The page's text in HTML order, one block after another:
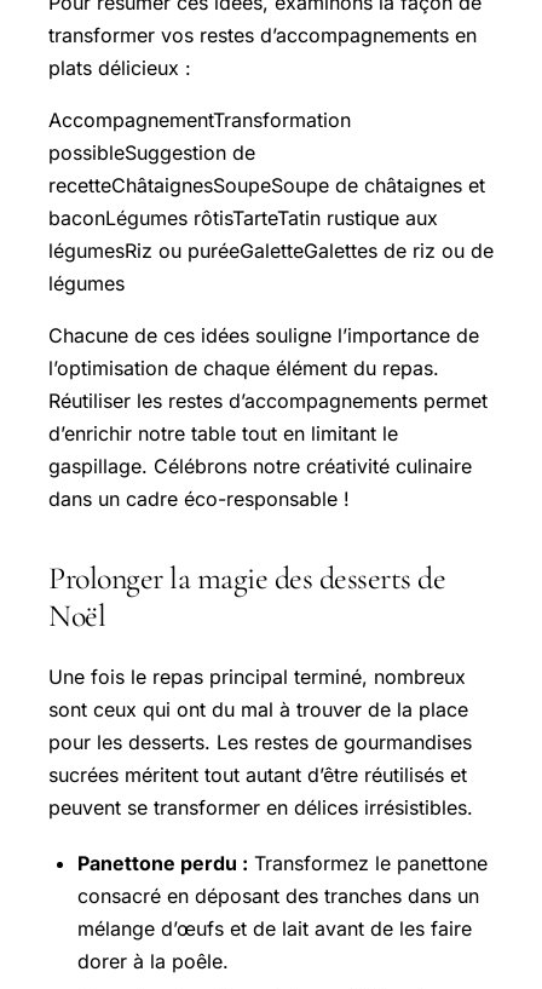
transformer vos restes d’accompagnements en
plats délicieux :
AccompagnementTransformation
possibleSuggestion de
recetteChâtaignesSoupeSoupe de châtaignes et
baconLégumes rôtisTarteTatin rustique aux
légumesRiz ou puréeGaletteGalettes de riz ou de
légumes
Chacune de ces idées souligne l’importance de
l’optimisation de chaque élément du repas.
Réutiliser les restes d’accompagnements permet
d’enrichir notre table tout en limitant le
gaspillage. Célébrons notre créativité culinaire
dans un cadre éco-responsable !
Prolonger la magie des desserts de
Noël
Une fois le repas principal terminé, nombreux
sont ceux qui ont du mal à trouver de la place
pour les desserts. Les restes de gourmandises
sucrées méritent tout autant d’être réutilisés et
peuvent se transformer en délices irrésistibles.
Panettone perdu : Transformez le panettone
consacré en déposant des tranches dans un
mélange d’œufs et de lait avant de les faire
dorer à la poêle.